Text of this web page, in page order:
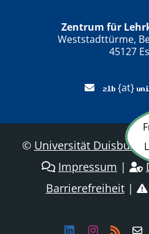
Zentrum für
Weststadttürme,
45127
{at}
© Universität Duisburg-
Impressum |
Barrierefreiheit|
LinkedinInstagram
Rss